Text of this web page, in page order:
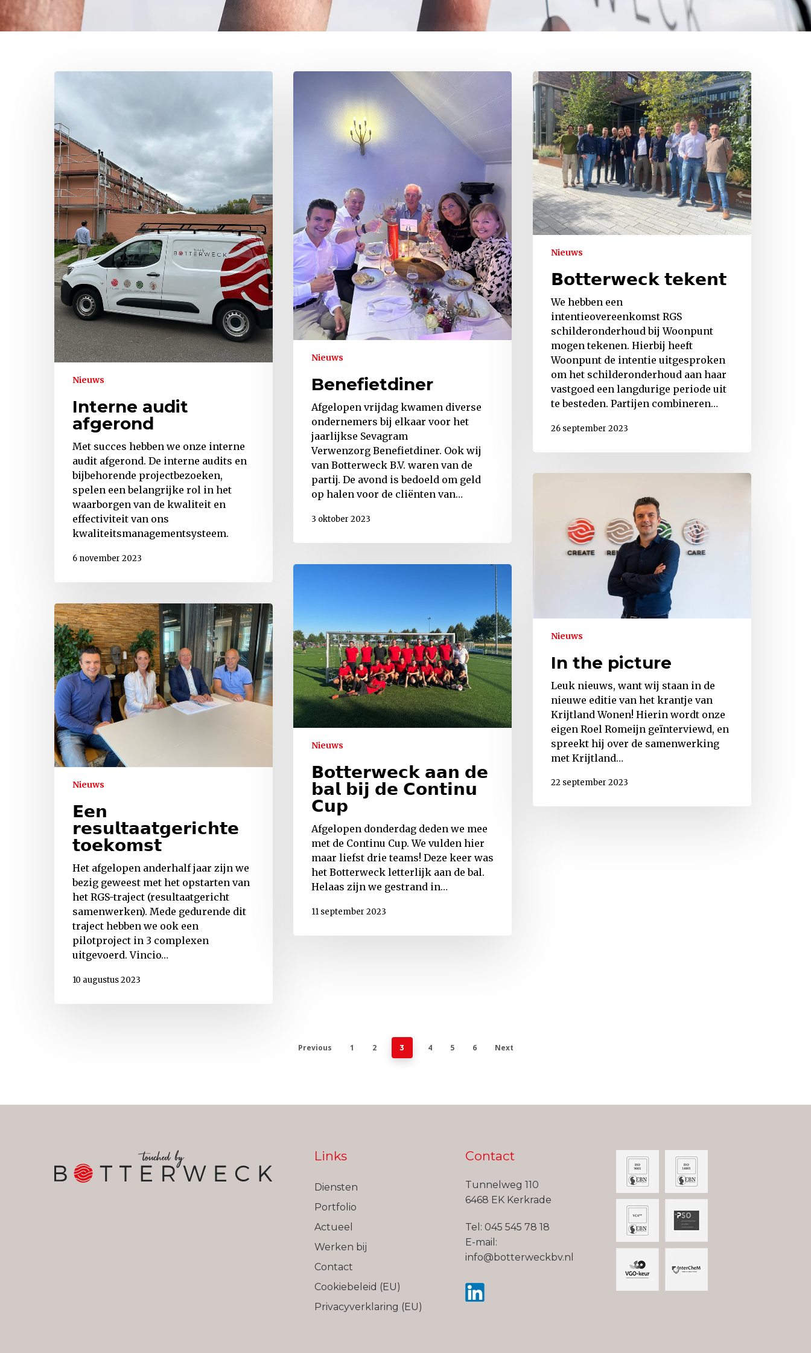
Nieuws
Interne audit
afgerond
Met succes hebben we onze interne
audit afgerond. De interne audits en
bijbehorende projectbezoeken,
spelen een belangrijke rol in het
waarborgen van de kwaliteit en
effectiviteit van ons
kwaliteitsmanagementsysteem.
6 november 2023
Nieuws
Benefietdiner
Afgelopen vrijdag kwamen diverse
ondernemers bij elkaar voor het
jaarlijkse Sevagram
Verwenzorg Benefietdiner. Ook wij
van Botterweck B.V. waren van de
partij. De avond is bedoeld om geld
op halen voor de cliënten van…
3 oktober 2023
Nieuws
𝗕𝗼𝘁𝘁𝗲𝗿𝘄𝗲𝗰𝗸 𝘁𝗲𝗸𝗲𝗻𝘁
We hebben een
intentieovereenkomst RGS
schilderonderhoud bij Woonpunt
mogen tekenen. Hierbij heeft
Woonpunt de intentie uitgesproken
om het schilderonderhoud aan haar
vastgoed een langdurige periode uit
te besteden. Partijen combineren…
26 september 2023
Nieuws
In the picture
Leuk nieuws, want wij staan in de
nieuwe editie van het krantje van
Krijtland Wonen! Hierin wordt onze
eigen Roel Romeijn geïnterviewd, en
spreekt hij over de samenwerking
met Krijtland…
22 september 2023
Nieuws
𝗕𝗼𝘁𝘁𝗲𝗿𝘄𝗲𝗰𝗸 𝗮𝗮𝗻 𝗱𝗲
𝗯𝗮𝗹 𝗯𝗶𝗷 𝗱𝗲 𝗖𝗼𝗻𝘁𝗶𝗻𝘂
𝗖𝘂𝗽
Afgelopen donderdag deden we mee
met de Continu Cup. We vulden hier
maar liefst drie teams! Deze keer was
het Botterweck letterlijk aan de bal.
Helaas zijn we gestrand in…
11 september 2023
Nieuws
𝗘𝗲𝗻
𝗿𝗲𝘀𝘂𝗹𝘁𝗮𝗮𝘁𝗴𝗲𝗿𝗶𝗰𝗵𝘁𝗲
𝘁𝗼𝗲𝗸𝗼𝗺𝘀𝘁
Het afgelopen anderhalf jaar zijn we
bezig geweest met het opstarten van
het RGS-traject (resultaatgericht
samenwerken). Mede gedurende dit
traject hebben we ook een
pilotproject in 3 complexen
uitgevoerd. Vincio…
10 augustus 2023
Previous 1 2 3 4 5 6 Next
Links
Diensten
Portfolio
Actueel
Werken bij
Contact
Cookiebeleid (EU)
Privacyverklaring (EU)
Contact
Tunnelweg 110
6468 EK Kerkrade
Tel: 045 545 78 18
E-mail:
info@botterweckbv.nl